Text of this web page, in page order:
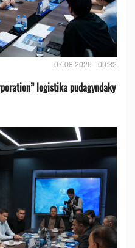
07.08.2026 - 09:32
logistika pudagyndaky